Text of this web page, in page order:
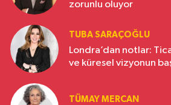
zorunlu oluyor
TUBA SARAÇOĞLU
Londra’dan notlar:
ve küresel vizyonun
TÜMAY MERCAN